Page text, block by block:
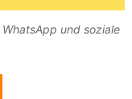
und soziale